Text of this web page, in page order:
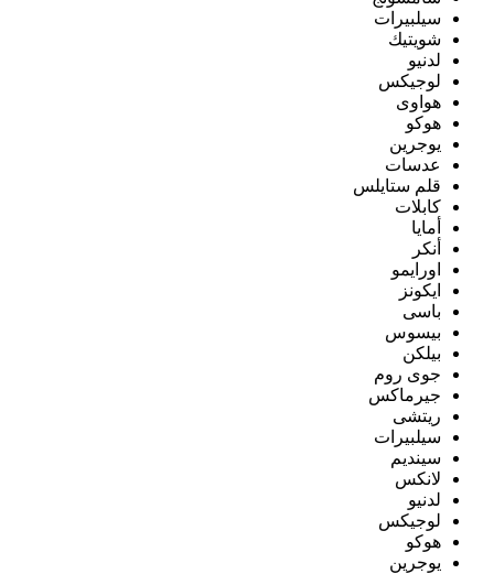
سيلبيرات
شويتيك
لدنيو
لوجيكس
هواوى
هوكو
يوجرين
عدسات
قلم ستايلس
كابلات
أمايا
أنكر
اورايمو
ايكونز
باسى
بيسوس
بيلكن
جوى روم
جيرماكس
ريتشى
سيلبيرات
سينديم
لانكس
لدنيو
لوجيكس
هوكو
يوجرين